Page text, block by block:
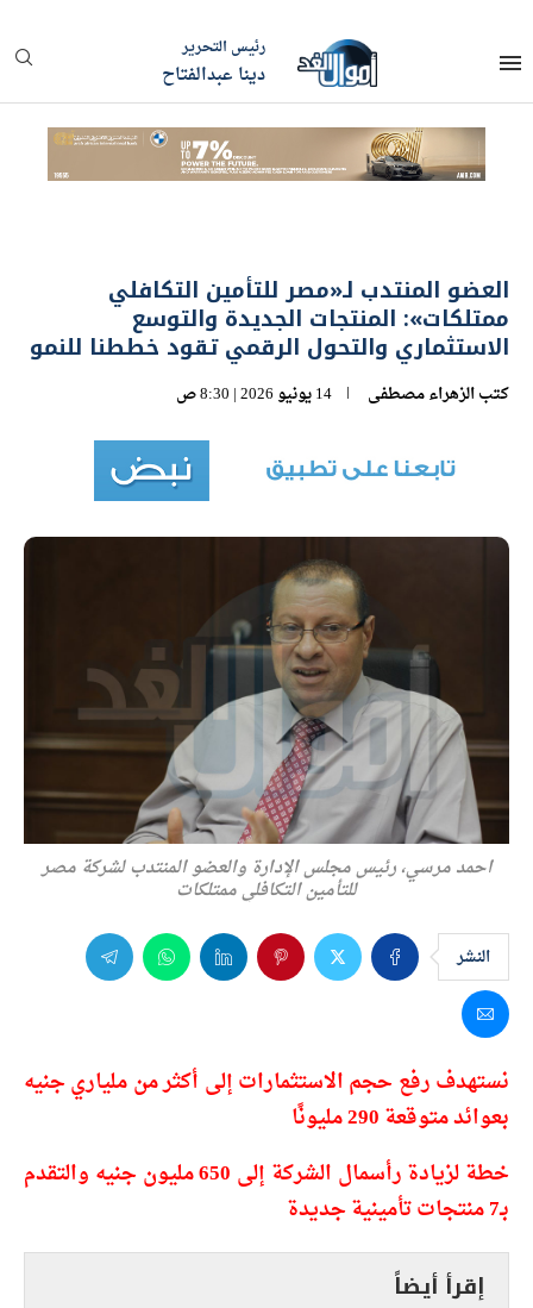
رئيس التحرير
دينا عبدالفتاح
العضو المنتدب لـ«مصر للتأمين التكافلي
ممتلكات»: المنتجات الجديدة والتوسع
الاستثماري والتحول الرقمي تقود خططنا للنمو
كتبالزهراء مصطفى 14 يونيو 2026 | 8:30 ص
احمد مرسي، رئيس مجلس الإدارة والعضو المنتدب لشركة مصر
للتأمين التكافلي ممتلكات
النشر
نستهدف رفع حجم الاستثمارات إلى أكثر من ملياري جنيه
بعوائد متوقعة 290 مليونًا
خطة لزيادة رأسمال الشركة إلى 650 مليون جنيه والتقدم
بـ7 منتجات تأمينية جديدة
إقرأ أيضاً